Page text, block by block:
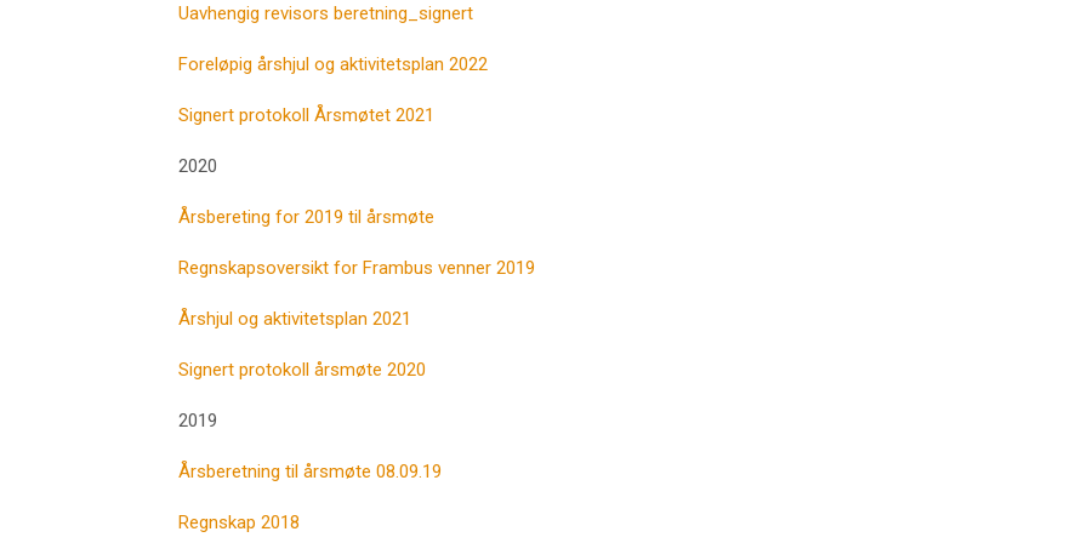
Uavhengig revisors beretning_signert
Foreløpig årshjul og aktivitetsplan 2022
Signert protokoll Årsmøtet 2021
2020
Årsbereting for 2019 til årsmøte
Regnskapsoversikt for Frambus venner 2019
Årshjul og aktivitetsplan 2021
Signert protokoll årsmøte 2020
2019
Årsberetning til årsmøte 08.09.19
Regnskap 2018